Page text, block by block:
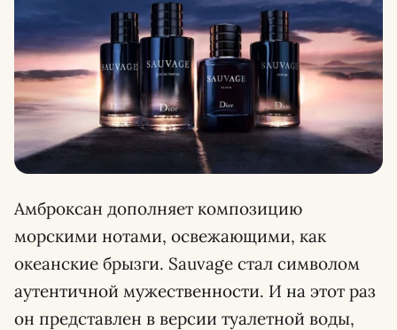
Амброксан дополняет композицию
морскими нотами, освежающими, как
океанские брызги. Sauvage стал символом
аутентичной мужественности. И на этот раз
он представлен в версии туалетной воды,